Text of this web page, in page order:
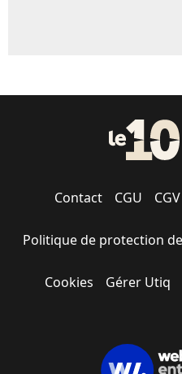
Contact CGU CGV
Politique de protection
Cookies Gérer Utiq